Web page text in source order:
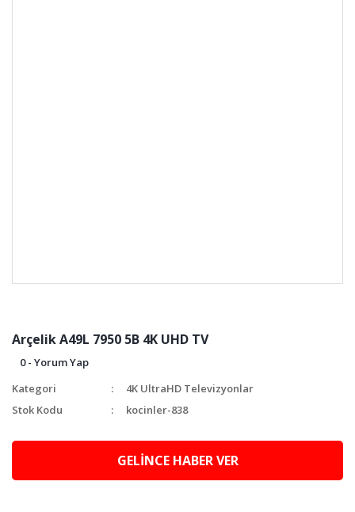
Arçelik A49L 7950 5B 4K UHD TV
0 - Yorum Yap
Kategori
4K UltraHD Televizyonlar
Stok Kodu
kocinler-838
GELİNCE HABER VER